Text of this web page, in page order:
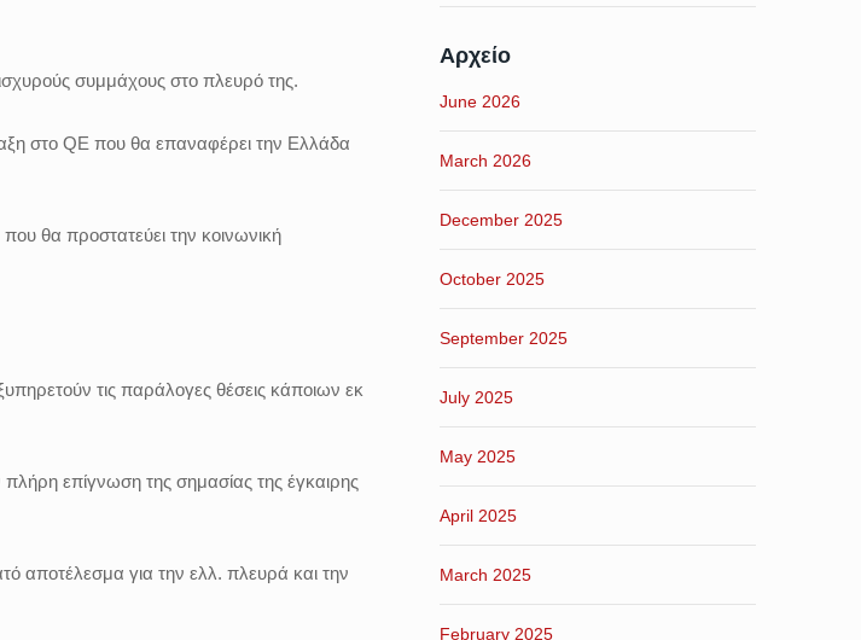
συμμάχους στο πλευρό της.
στο QE που θα επαναφέρει την Ελλάδα
θα προστατεύει την κοινωνική
τις παράλογες θέσεις κάποιων εκ
επίγνωση της σημασίας της έγκαιρης
αποτέλεσμα για την ελλ. πλευρά και την
Αρχείο
June 2026
March 2026
December 2025
October 2025
September 2025
July 2025
May 2025
April 2025
March 2025
February 2025